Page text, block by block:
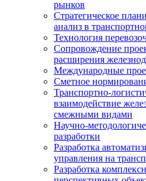
рынков
Стратегическое
анализ в
Технология
Сопровождение
расширения
Международные
Сметное
Транспортно-
взаимодействие
смежными видами
Научно-
разработки
Разработка
управления на
Разработка